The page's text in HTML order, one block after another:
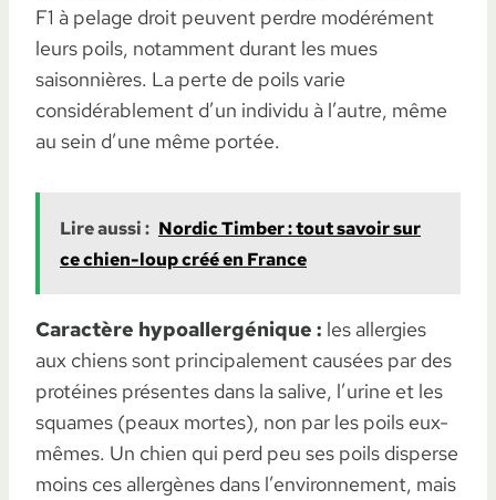
F1 à pelage droit peuvent perdre modérément
leurs poils, notamment durant les mues
saisonnières. La perte de poils varie
considérablement d’un individu à l’autre, même
au sein d’une même portée.
Lire aussi : Nordic Timber : tout savoir sur
ce chien-loup créé en France
Caractère hypoallergénique : les allergies
aux chiens sont principalement causées par des
protéines présentes dans la salive, l’urine et les
squames (peaux mortes), non par les poils eux-
mêmes. Un chien qui perd peu ses poils disperse
moins ces allergènes dans l’environnement, mais